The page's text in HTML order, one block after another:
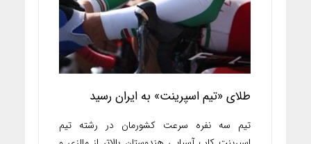
طلای «تیم اسپرینت» به ایران رسید
تیم سه نفره سرعت کشورمان در رشته تیم